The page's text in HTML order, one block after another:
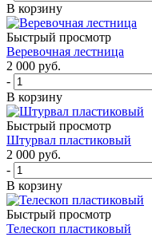
В корзину
Быстрый просмотр
Веревочная лестница
2 000 руб.
-
В корзину
Быстрый просмотр
Штурвал пластиковый
2 000 руб.
-
В корзину
Быстрый просмотр
Телескоп пластиковый